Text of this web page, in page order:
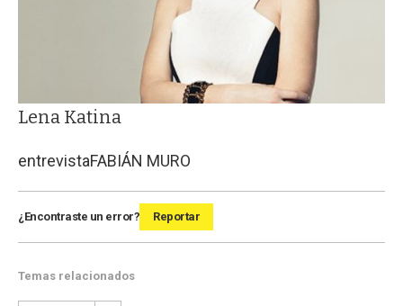
Lena Katina
entrevistaFABIÁN MURO
¿Encontraste un error? Reportar
Temas relacionados